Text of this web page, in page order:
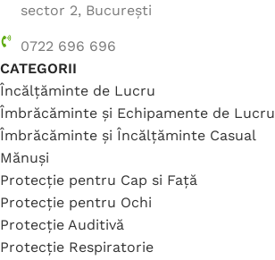
sector 2, București
0722 696 696
CATEGORII
Încălțăminte de Lucru
Îmbrăcăminte și Echipamente de Lucru
Îmbrăcăminte și Încălțăminte Casual
Mănuși
Protecție pentru Cap si Față
Protecție pentru Ochi
Protecție Auditivă
Protecție Respiratorie